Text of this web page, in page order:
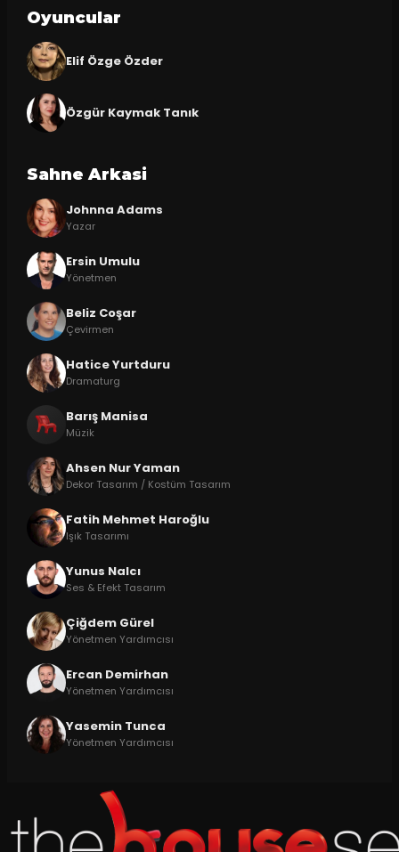
Oyuncular
Elif Özge Özder
Özgür Kaymak Tanık
Sahne Arkasi
Johnna Adams
Yazar
Ersin Umulu
Yönetmen
Beliz Coşar
Çevirmen
Hatice Yurtduru
Dramaturg
Barış Manisa
Müzik
Ahsen Nur Yaman
Dekor Tasarım / Kostüm Tasarım
Fatih Mehmet Haroğlu
Işık Tasarımı
Yunus Nalcı
Ses & Efekt Tasarım
Çiğdem Gürel
Yönetmen Yardımcısı
Ercan Demirhan
Yönetmen Yardımcısı
Yasemin Tunca
Yönetmen Yardımcısı